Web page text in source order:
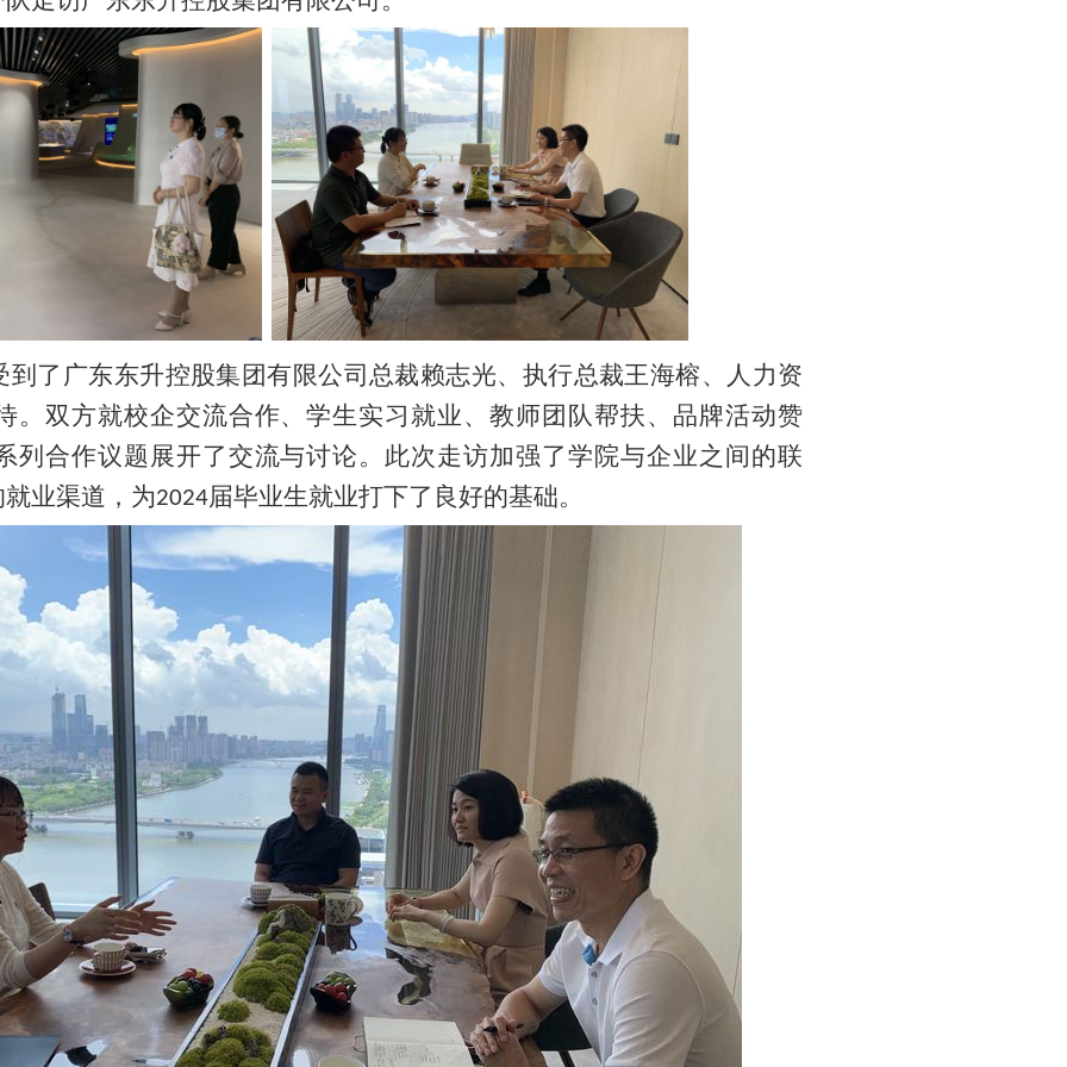
到了广东东升控股集团有限公司总裁赖志光、执行总裁王海榕、人力资
。双方就校企交流合作、学生实习就业、教师团队帮扶、品牌活动赞
列合作议题展开了交流与讨论。此次走访加强了学院与企业之间的联
业渠道，为2024届毕业生就业打下了良好的基础。